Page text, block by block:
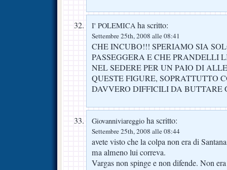
I' POLEMICA ha scritto:
Settembre 25th, 2008 alle 08:41
CHE INCUBO!!! SPERIAMO SIA
PASSEGGERA E CHE PRANDELLI
NEL SEDERE PER UN PAIO DI
QUESTE FIGURE, SOPRATTUTTO
DAVVERO DIFFICILI DA BUTTARE
Giovanniviareggio ha scritto:
Settembre 25th, 2008 alle 08:44
avete visto che la colpa non era di
ma almeno lui correva.
Vargas non spinge e non difende. Non